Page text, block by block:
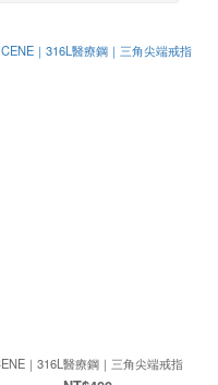
｜316L醫療鋼｜三角尖端戒指